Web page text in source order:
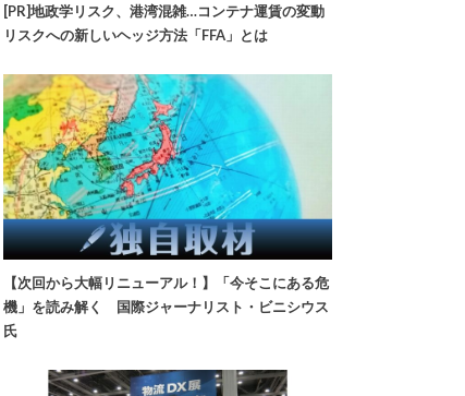
[PR]地政学リスク、港湾混雑…コンテナ運賃の変動
リスクへの新しいヘッジ方法「FFA」とは
【次回から大幅リニューアル！】「今そこにある危
機」を読み解く 国際ジャーナリスト・ビニシウス
氏